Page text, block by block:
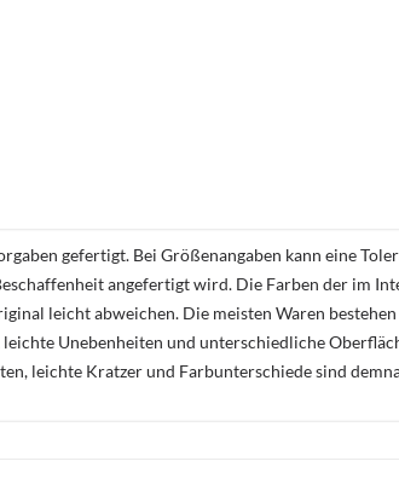
gefertigt. Bei Größenangaben kann eine
angefertigt wird. Die Farben der im
leicht abweichen. Die meisten Waren
Unebenheiten und unterschiedliche
leichte Kratzer und Farbunterschiede sind